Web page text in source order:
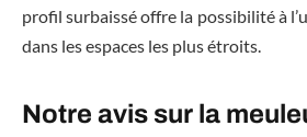
profil surbaissé offre la possibilité à
dans les espaces les plus étroits.
Notre avis sur la